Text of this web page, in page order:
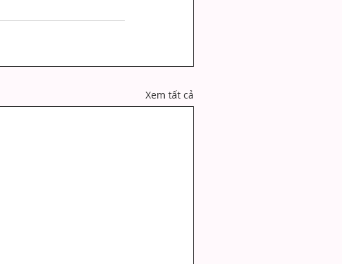
Xem tất cả